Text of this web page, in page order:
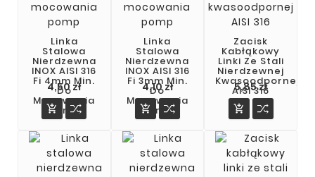
Linka
Stalowa
Nierdzewna
INOX AISI 316
Fi 4mm Min.
Do
Mocowania
Pomp
4,50 złCena

Linka
Stalowa
Nierdzewna
INOX AISI 316
Fi 3mm Min.
Do
Mocowania
Pomp
4,10 złCena

Zacisk
Kabłąkowy
Linki Ze Stali
Nierdzewnej
Kwasoodpornej
AISI 316
5,85 złCena
